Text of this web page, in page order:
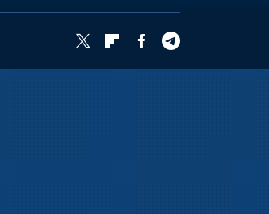
Twitter FlipboardFacebook